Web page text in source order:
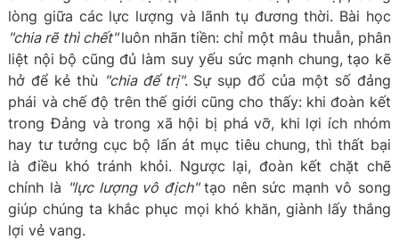
lòng giữa các lực lượng và lãnh tụ đương thời. Bài học
"chia rẽ thì chết"luôn nhãn tiền: chỉ một mâu thuẫn, phân
liệt nội bộ cũng đủ làm suy yếu sức mạnh chung, tạo kẽ
hở để kẻ thù "chia để trị". Sự sụp đổ của một số đảng
phái và chế độ trên thế giới cũng cho thấy: khi đoàn kết
trong Đảng và trong xã hội bị phá vỡ, khi lợi ích nhóm
hay tư tưởng cục bộ lấn át mục tiêu chung, thì thất bại
là điều khó tránh khỏi. Ngược lại, đoàn kết chặt chẽ
chính là "lực lượng vô địch" tạo nên sức mạnh vô song
giúp chúng ta khắc phục mọi khó khăn, giành lấy thắng
lợi vẻ vang.